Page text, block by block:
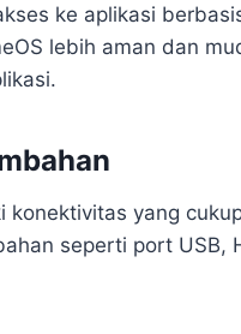
ke aplikasi
lebih aman dan
yang
seperti port USB,